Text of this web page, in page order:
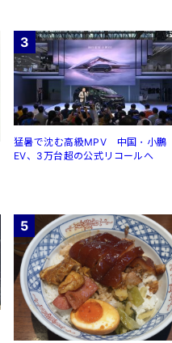
3
猛暑で沈む高級MPV 中国・小鵬
EV、3万台超の公式リコールへ
5